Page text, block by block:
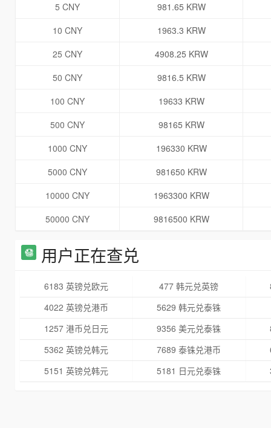
5 CNY
981.65 KRW
10 CNY
1963.3 KRW
25 CNY
4908.25 KRW
50 CNY
9816.5 KRW
100 CNY
19633 KRW
500 CNY
98165 KRW
1000 CNY
196330 KRW
5000 CNY
981650 KRW
10000 CNY
1963300 KRW
50000 CNY
9816500 KRW
用户正在查兑
6183 英镑兑欧元 477 韩元兑英镑
4022 英镑兑港币
5629 韩元兑泰铢
1257 港币兑日元
9356 美元兑泰铢
5362 英镑兑韩元
7689 泰铢兑港币
5151 英镑兑韩元
5181 日元兑泰铢